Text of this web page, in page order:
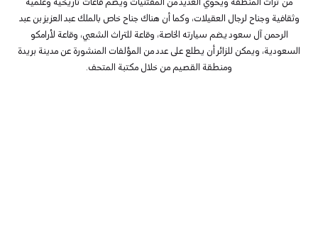
من تراث المنطقة ويحوي العديد من المقتنيات ويضم قاعات تاريخية وعلمية
وثقافية وجناح لرجال العقيلات، وكما أن هناك جناح خاص بالملك عبد العزيز بن عبد
الرحمن آل سعود يضم سيارته الخاصة، وقاعة للتراث الشعبي، وقاعة لأرامكو
السعودية، ويمكن للزائر أن يطلع على عدد من المؤلفات المنشورة عن مدينة بريدة
ومنطقة القصيم من خلال مكتبة المتحف.